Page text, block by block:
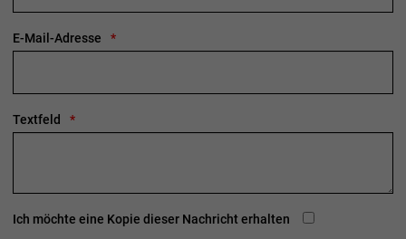
E-Mail-Adresse
Textfeld
Ich möchte eine Kopie dieser Nachricht erhalten